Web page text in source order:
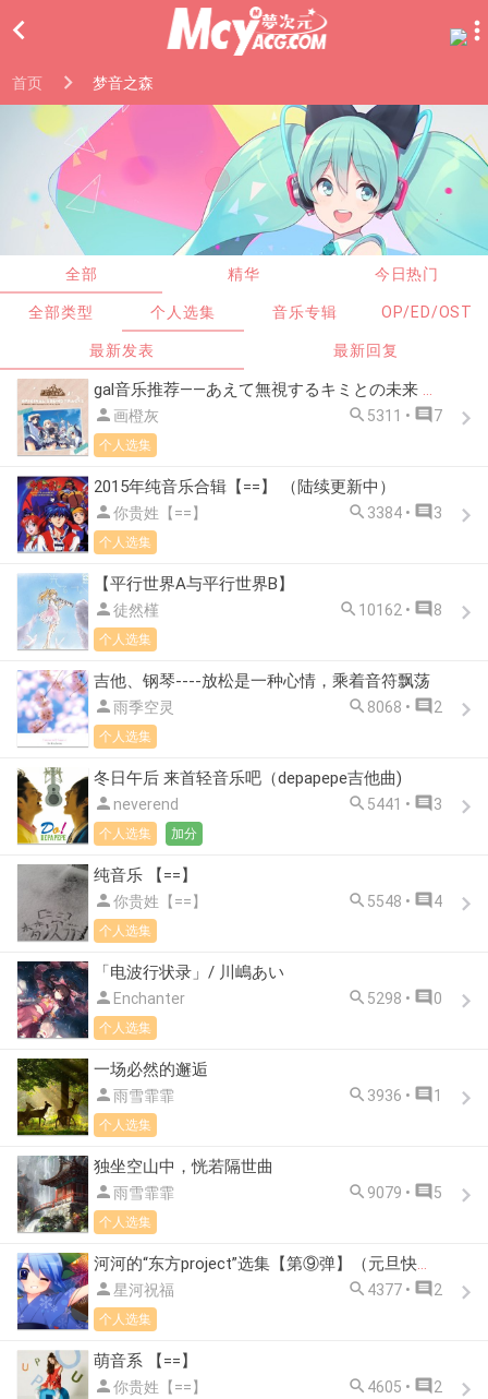

首页 梦音之森
全部 精华
今日热门
全部类型
个人选集 音乐专辑
OP/ED/OST
最新发表
最新回复
gal音乐推荐——あえて無視するキミとの未来 ～Relay broadcast～
 画橙灰  5311 •  7
个人选集
2015年纯音乐合辑【==】 （陆续更新中）
你贵姓【==】  3384 •  3
个人选集
【平行世界A与平行世界B】
徒然槿  10162 •  8
个人选集
吉他、钢琴----放松是一种心情，乘着音符飘荡
雨季空灵  8068 •  2
个人选集
冬日午后 来首轻音乐吧（depapepe吉他曲)
 neverend  5441 •  3
个人选集 加分
纯音乐 【==】
你贵姓【==】  5548 •  4
个人选集
「电波行状录」/ 川嶋あい
 Enchanter  5298 •  0
个人选集
一场必然的邂逅
雨雪霏霏  3936 •  1
个人选集
独坐空山中，恍若隔世曲
雨雪霏霏  9079 •  5
个人选集
河河的“东方project”选集【第⑨弹】（元旦快乐！）
星河祝福  4377 •  2
个人选集
萌音系 【==】
你贵姓【==】  4605 •  2